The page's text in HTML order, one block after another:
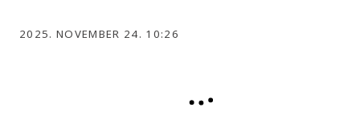
2025. NOVEMBER 24. 10:26